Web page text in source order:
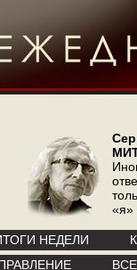
«я»
НЕДЕЛИ